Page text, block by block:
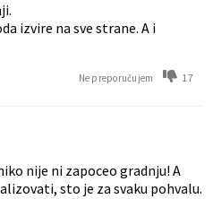
izvire na sve strane. A i
Ne preporučujem 17
nije ni zapoceo gradnju! A
sto je za svaku pohvalu.